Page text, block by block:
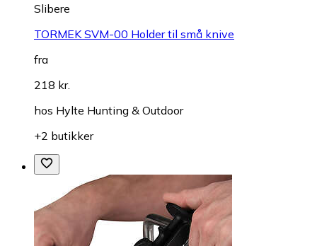
Slibere
TORMEK SVM-00 Holder til små knive
fra
218 kr.
hos Hylte Hunting & Outdoor
+2 butikker